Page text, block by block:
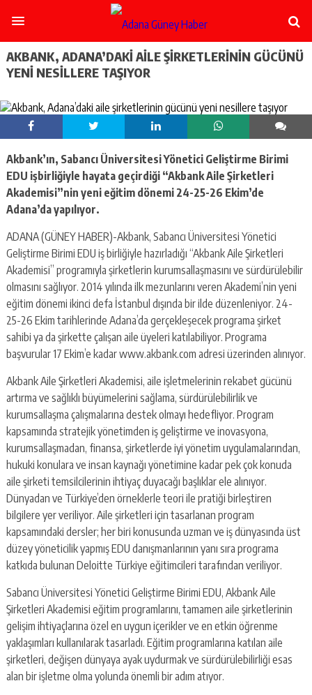
escort
ataşehir
escort
escort
-
ümraniye
escort
mecidiyeköy
escort
taksim
escort
beşiktaş
escort
kartal
escort
maltepe
escort
AKBANK, ADANA’DAKI AILE ŞIRKETLERININ GÜCÜNÜ
YENI NESILLERE TAŞIYOR
Akbank’ın, Sabancı Üniversitesi Yönetici Geliştirme Birimi
EDU işbirliğiyle hayata geçirdiği “Akbank Aile Şirketleri
Akademisi”nin yeni eğitim dönemi 24-25-26 Ekim’de
Adana’da yapılıyor.
ADANA (GÜNEY HABER)-Akbank, Sabancı Üniversitesi Yönetici
Geliştirme Birimi EDU iş birliğiyle hazırladığı “Akbank Aile Şirketleri
Akademisi” programıyla şirketlerin kurumsallaşmasını ve sürdürülebilir
olmasını sağlıyor. 2014 yılında ilk mezunlarını veren Akademi’nin yeni
eğitim dönemi ikinci defa İstanbul dışında bir ilde düzenleniyor. 24-
25-26 Ekim tarihlerinde Adana’da gerçekleşecek programa şirket
sahibi ya da şirkette çalışan aile üyeleri katılabiliyor. Programa
başvurular 17 Ekim’e kadar www.akbank.com adresi üzerinden alınıyor.
Akbank Aile Şirketleri Akademisi, aile işletmelerinin rekabet gücünü
artırma ve sağlıklı büyümelerini sağlama, sürdürülebilirlik ve
kurumsallaşma çalışmalarına destek olmayı hedefliyor. Program
kapsamında stratejik yönetimden iş geliştirme ve inovasyona,
kurumsallaşmadan, finansa, şirketlerde iyi yönetim uygulamalarından,
hukuki konulara ve insan kaynağı yönetimine kadar pek çok konuda
aile şirketi temsilcilerinin ihtiyaç duyacağı başlıklar ele alınıyor.
Dünyadan ve Türkiye’den örneklerle teori ile pratiği birleştiren
bilgilere yer veriliyor. Aile şirketleri için tasarlanan program
kapsamındaki dersler; her biri konusunda uzman ve iş dünyasında üst
düzey yöneticilik yapmış EDU danışmanlarının yanı sıra programa
katkıda bulunan Deloitte Türkiye eğitimcileri tarafından veriliyor.
Sabancı Üniversitesi Yönetici Geliştirme Birimi EDU, Akbank Aile
Şirketleri Akademisi eğitim programlarını, tamamen aile şirketlerinin
gelişim ihtiyaçlarına özel en uygun içerikler ve en etkin öğrenme
yaklaşımları kullanılarak tasarladı. Eğitim programlarına katılan aile
şirketleri, değişen dünyaya ayak uydurmak ve sürdürülebilirliği esas
alan bir işletme olma yolunda önemli bir adım atıyor.